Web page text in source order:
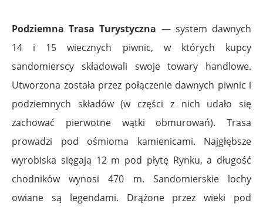
Podziemna Trasa Turystyczna — system dawnych
14 i 15 wiecznych piwnic, w których kupcy
sandomierscy składowali swoje towary handlowe.
Utworzona została przez połączenie dawnych piwnic i
podziemnych składów (w części z nich udało się
zachować pierwotne wątki obmurowań). Trasa
prowadzi pod ośmioma kamienicami. Najgłębsze
wyrobiska sięgają 12 m pod płytę Rynku, a długość
chodników wynosi 470 m. Sandomierskie lochy
owiane są legendami. Drążone przez wieki pod